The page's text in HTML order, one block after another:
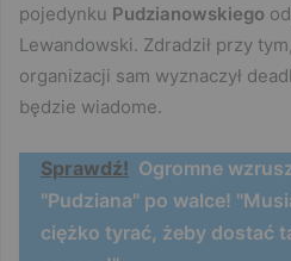
pojedynku Pudzianowskiego
Lewandowski. Zdradził przy
organizacji sam wyznaczył
będzie wiadome.
Sprawdź! Ogromne
"Pudziana" po walce!
ciężko tyrać, żeby dostać